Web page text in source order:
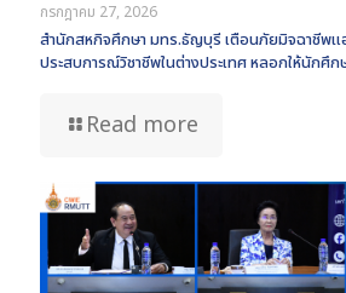
กรกฎาคม 27, 2026
สำนักสหกิจศึกษา มทร.ธัญบุรี เตือนภัยมิจฉาชีพแ
ประสบการณ์วิชาชีพในต่างประเทศ หลอกให้นักศึก
Read more